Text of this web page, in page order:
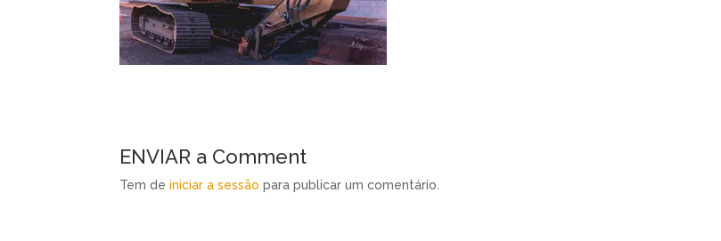
ENVIAR a Comment
Tem deiniciar a sessão para publicar um comentário.